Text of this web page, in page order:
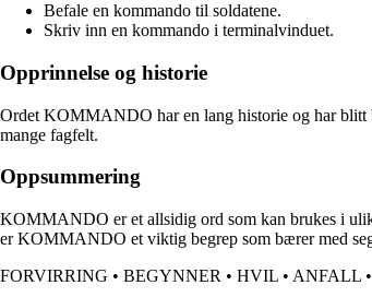
Befale en kommando til soldatene.
Skriv inn en kommando i terminalvinduet.
Opprinnelse og historie
Ordet KOMMANDO har en lang historie og har blitt
mange fagfelt.
Oppsummering
KOMMANDO er et allsidig ord som kan brukes i
er KOMMANDO et viktig begrep som bærer med
FORVIRRING • BEGYNNER • HVIL • ANFALL •